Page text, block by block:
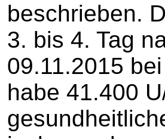
beschrieben.
3. bis 4. Tag
09.11.2015
habe 41.400